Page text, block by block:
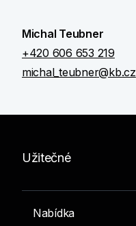
Michal Teubner
+420 606 653 219
michal_teubner@kb.cz
Užitečné
Nabídka